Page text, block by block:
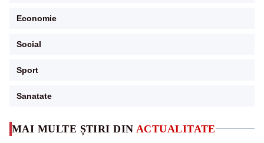
MAI MULTE ȘTIRI DIN ACTUALITATE
Economie
Social
Sport
Sanatate